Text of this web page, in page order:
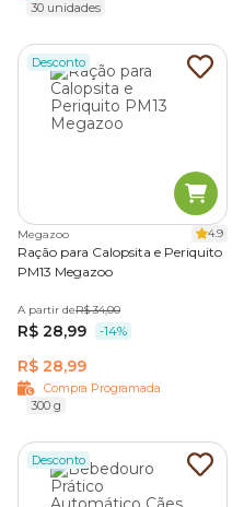
30 unidades
Desconto
Megazoo 4.9
Ração para Calopsita e Periquito
PM13 Megazoo
A partir deR$ 34,00
R$ 28,99 -14%
R$ 28,99
Compra Programada
300 g
Desconto